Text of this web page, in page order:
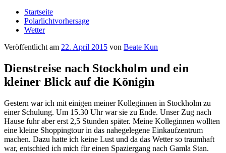
Startseite
Polarlichtvorhersage
Wetter
Veröffentlicht am 22. April 2015 von Beate Kun
Dienstreise nach Stockholm und ein
kleiner Blick auf die Königin
Gestern war ich mit einigen meiner Kolleginnen in Stockholm zu
einer Schulung. Um 15.30 Uhr war sie zu Ende. Unser Zug nach
Hause fuhr aber erst 2,5 Stunden später. Meine Kolleginnen wollten
eine kleine Shoppingtour in das nahegelegene Einkaufzentrum
machen. Dazu hatte ich keine Lust und da das Wetter so traumhaft
war, entschied ich mich für einen Spaziergang nach Gamla Stan.